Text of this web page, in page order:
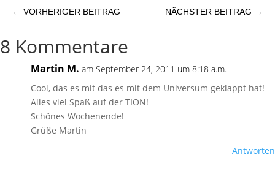
← VORHERIGER BEITRAG NÄCHSTER BEITRAG →
8 Kommentare
Martin M. am September 24, 2011 um 8:18 a.m.
Cool, das es mit das es mit dem Universum geklappt hat!
Alles viel Spaß auf der TION!
Schönes Wochenende!
Grüße Martin
Antworten